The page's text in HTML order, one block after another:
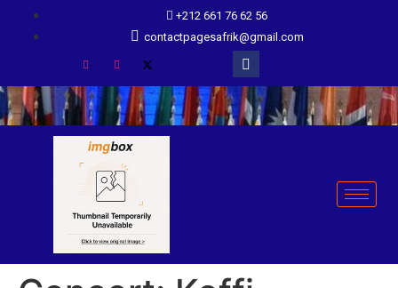
+212 661 76 62 56
contactpagesafrik@gmail.com